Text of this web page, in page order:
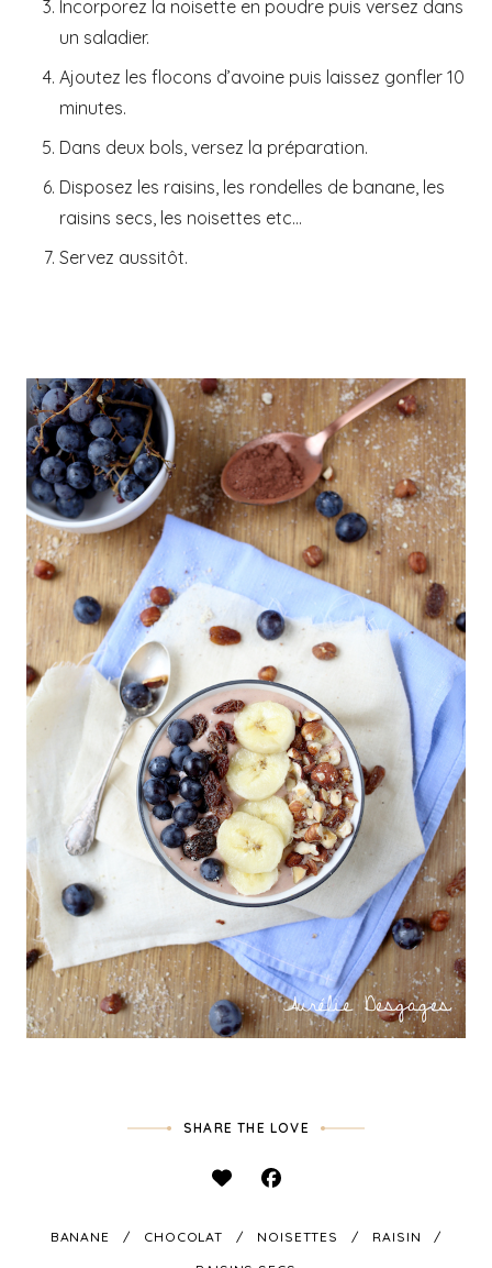
Incorporez la noisette en poudre puis versez dans
un saladier.
Ajoutez les flocons d’avoine puis laissez gonfler 10
minutes.
Dans deux bols, versez la préparation.
Disposez les raisins, les rondelles de banane, les
raisins secs, les noisettes etc…
Servez aussitôt.
SHARE THE LOVE
BANANE CHOCOLAT NOISETTES
RAISIN